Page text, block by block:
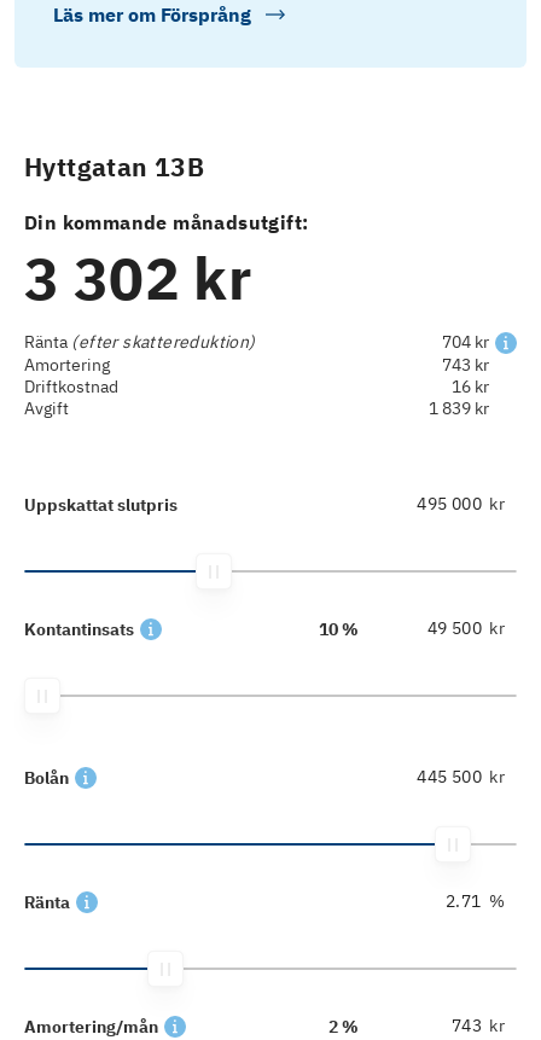
Läs mer om Försprång
Hyttgatan 13B
Din kommande månadsutgift:
3 302 kr
Ränta (efter skattereduktion)
704 kr
Amortering
743 kr
Driftkostnad
16 kr
Avgift
1 839 kr
Uppskattat slutpris kr
Kontantinsats 10 % kr
Bolån kr
Ränta %
Amortering/mån 2 % kr